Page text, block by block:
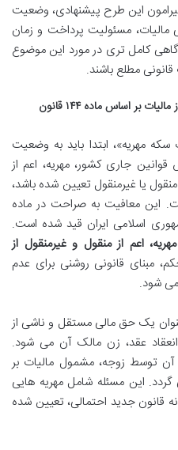
این طرح پیشنهادی، وضعیت
مالیات، مسئولیت پرداخت و زمان
آگاهی کامل تری در مورد این موضوع
مطلع باشند.
وضعیت حقوقی فعلی: معافیت مهریه از مالیات بر اساس ماده ۱۴۴ قانون
سکه مهریه»، ابتدا باید به وضعیت
جاری کشور، مهریه، اعم از
یا غیرمنقول تعیین شده باشد،
این معافیت به صراحت در ماده
اسلامی ایران قید شده است.
اعم از منقول و غیرمنقول از
مبنای قانونی روشنی برای عدم
شود.
یک حق مالی مستقل و ناشی از
عقد، زن مالک آن می شود.
آن توسط زوجه، مشمول مالیات بر
این مسئله شامل مهریه هایی
قانون جدید احتمالی، تعیین شده